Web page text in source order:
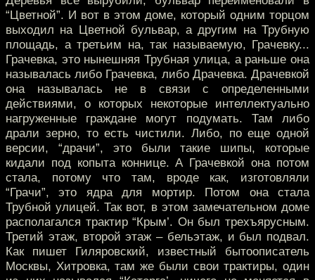
“Цветной”. И вот в этом доме, который одним торцом
выходил на Цветной бульвар, а другим на Трубную
площадь, а третьим на, так называемую, Грачевку...
Грачевка, это нынешняя Трубная улица, а раньше она
называлась либо Грачевка, либо Драчевка. Драчевкой
она называлась не в связи с определенными
действиями, о которых некоторые интеллектуально
нагруженные граждане могут подумать. Там либо
драли зерно, то есть чистили. Либо, по еще одной
версии, “драчи”, это были такие шипы, которые
кидали под копыта коннице. А Грачевкой она потом
стала, потому что там, вроде как, изготовляли
“Грачи”, это ядра для мортир. Потом она стала
Трубной улицей. Так вот, в этом замечательном доме
располагался трактир “Крым’. Он был трехъярусным.
Третий этаж, второй этаж – бельэтаж, и был подвал.
Как пишет Гиляровский, известный бытоописатель
Москвы, Хитровка, там же были свои трактиры, один